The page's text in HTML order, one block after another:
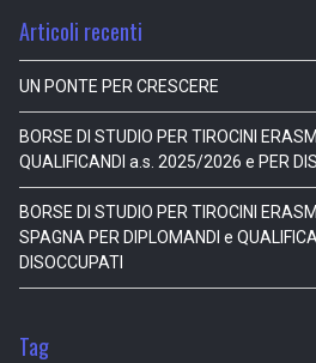
Articoli recenti
UN PONTE PER CRESCERE
BORSE DI STUDIO PER TIROCINI
QUALIFICANDI a.s. 2025/2026 e PER
BORSE DI STUDIO PER TIROCINI
SPAGNA PER DIPLOMANDI e
DISOCCUPATI
Tag